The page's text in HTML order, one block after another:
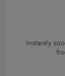
Instantly